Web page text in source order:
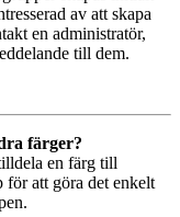
av att skapa
en administratör,
till dem.
färger?
en färg till
för att göra det enkelt